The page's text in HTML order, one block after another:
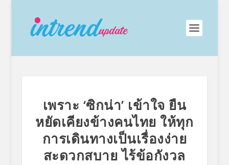
เพราะ ‘ซิกน่า’ เข้าใจ ยืน
หยัดเคียงข้างคนไทย ให้ทุก
การเดินทางเป็นเรื่องง่าย
สะดวกสบาย ไร้ข้อกังวล